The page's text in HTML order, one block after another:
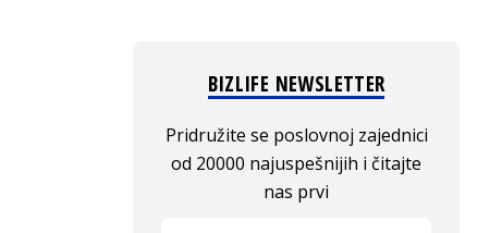
BIZLIFE NEWSLETTER
Pridružite se poslovnoj zajednici
od 20000 najuspešnijih i čitajte
nas prvi